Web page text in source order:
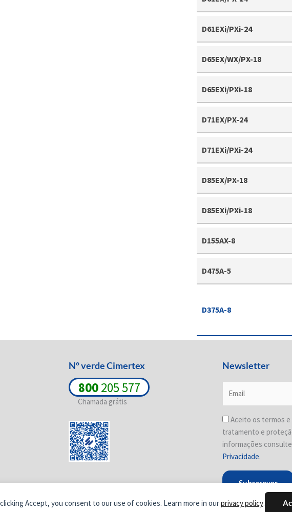
Accept, you consent to our use of cookies. Learn more in ourprivacy policy.
D61EXi/PXi-24
D65EX/WX/PX-18
D65EXi/PXi-18
D71EX/PX-24
D71EXi/PXi-24
D85EX/PX-18
D85EXi/PXi-18
D155AX-8
D475A-5
D375A-8
Nº verde Cimertex
800205 577
Chamada grátis
Newsletter
Aceito os termos
tratamento e
informações
Privacidade.